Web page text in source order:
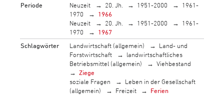
Periode
Neuzeit 20. Jh. 1951-2000
1961-
1970
1966
Neuzeit
20. Jh. 1951-2000
1961-
1970
1967
Schlagwörter
Landwirtschaft (allgemein)
Land- und
Forstwirtschaft
landwirtschaftliches
Betriebsmittel (allgemein)
Viehbestand
Ziege
soziale Fragen
Leben in der Gesellschaft
(allgemein)
Freizeit
Ferien